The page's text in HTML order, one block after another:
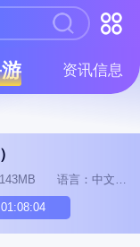
资讯信息
语言：中文